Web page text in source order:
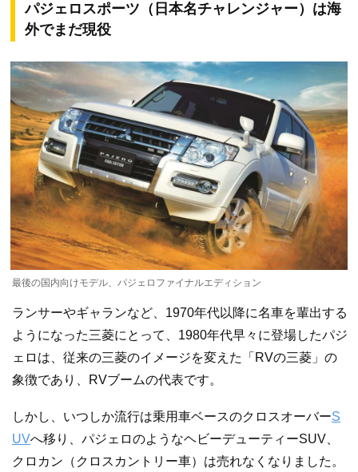
パジェロスポーツ（日本名チャレンジャー）は海
外でまだ現役
最後の国内向けモデル、パジェロファイナルエディション
ランサーやギャランなど、1970年代以降に名車を輩出する
ようになった三菱にとって、1980年代早々に登場したパジ
ェロは、従来の三菱のイメージを変えた「RVの三菱」の
象徴であり、RVブームの代表です。
しかし、いつしか流行は乗用車ベースのクロスオーバーS
UVへ移り、パジェロのようなヘビーデューティーSUV、
クロカン（クロスカントリー車）は売れなくなりました。